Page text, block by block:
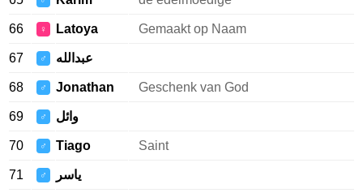
66 ♀ Latoya Gemaakt op Naam
67 ♂ عبدالله
68 ♂ Jonathan Geschenk van God
69 ♂ وائل
70 ♂ Tiago Saint
71 ♂ ياسر